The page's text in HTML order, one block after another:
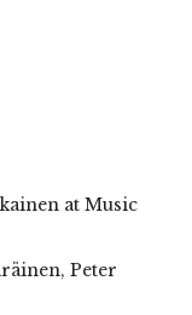
at Music
Peter